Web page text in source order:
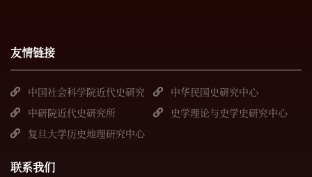
友情链接
中国社会科学院近代史研究
所
中华民国史研究中心
中研院近代史研究所
史学理论与史学史研究中心
复旦大学历史地理研究中心
联系我们